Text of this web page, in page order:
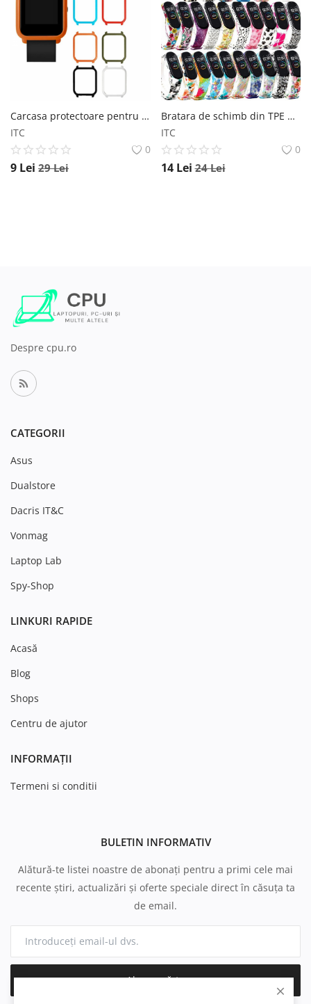
Carcasa protectoare pentru Smartwatch Amazfit Bip Xiaomi
ITC
0
9 Lei 29Lei
Bratara de schimb din TPE pentru Xiaomi Mi Band 5 si Mi Band 6, diferite colorituri, usor de utilizat, confortabila si rezistenta Star
ITC
0
14 Lei 24Lei
Despre cpu.ro
CATEGORII
Asus
Dualstore
Dacris IT&C
Vonmag
Laptop Lab
Spy-Shop
LINKURI RAPIDE
Acasă
Blog
Shops
Centru de ajutor
INFORMAȚII
Termeni si conditii
BULETIN INFORMATIV
Alătură-te listei noastre de abonați pentru a primi cele mai
recente știri, actualizări și oferte speciale direct în căsuța ta
de email.
Abonează-te